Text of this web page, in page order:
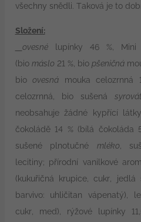
všechny snědli. Taková je to
Složení:
ovesnélupínky 46 %, Mini
(bio máslo 21 %, bio pšeničná
bioovesná mouka celozrnná
celozrnná, bio sušená
neobsahuje žádné kypřící
čokoládě 14 % (bílá čokoláda
sušené plnotučné mléko ,
lecitiny; přírodní vanilkové
(kukuřičná krupice, cukr, jedlá
barvivo: uhličitan vápenatý),
cukr, med), rýžové lupínky